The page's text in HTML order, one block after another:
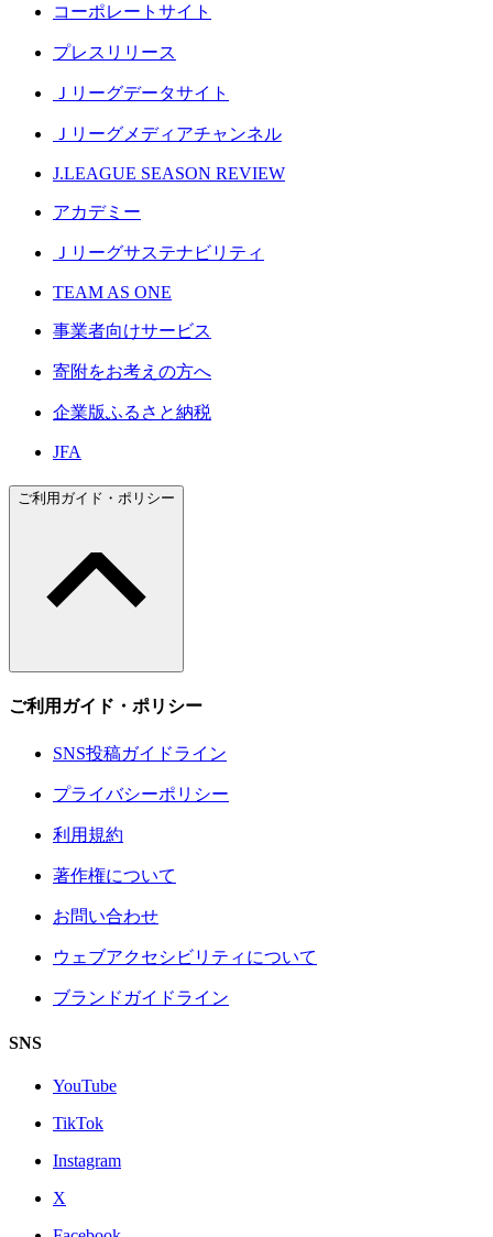
コーポレートサイト
プレスリリース
Ｊリーグデータサイト
Ｊリーグメディアチャンネル
J.LEAGUE SEASON REVIEW
アカデミー
Ｊリーグサステナビリティ
TEAM AS ONE
事業者向けサービス
寄附をお考えの方へ
企業版ふるさと納税
JFA
ご利用ガイド・ポリシー
ご利用ガイド・ポリシー
SNS投稿ガイドライン
プライバシーポリシー
利用規約
著作権について
お問い合わせ
ウェブアクセシビリティについて
ブランドガイドライン
SNS
YouTube
TikTok
Instagram
X